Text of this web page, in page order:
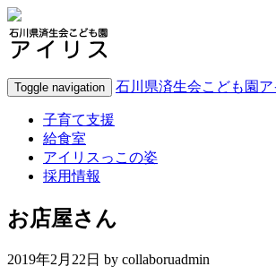
Toggle navigation 石川県済生会こども園ア
子育て支援
給食室
アイリスっこの姿
採用情報
お店屋さん
2019年2月22日 by collaboruadmin